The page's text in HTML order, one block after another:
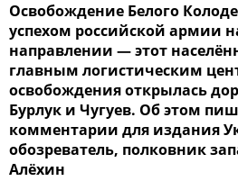
Освобождение Белого
успехом российской армии
направлении — этот
главным логистическим
освобождения открылась
Бурлук и Чугуев. Об этом
комментарии для издания
обозреватель, полковник
Алёхин